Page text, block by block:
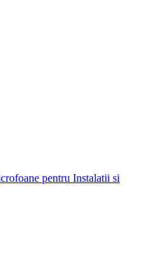
pentru Instalatii si